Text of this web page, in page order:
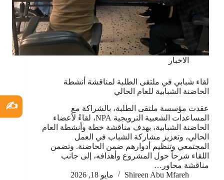
الاخبار
لقاء شبابي في ملتقى الطلبة لمناقشة أنشطة
الحاضنة الشبابية للعام الحالي
عقدت مؤسسة ملتقى الطلبة، بالشراكة مع
المساعدات الشعبية النرويجية NPA، لقاءً لأعضاء
الحاضنة الشبابية، بهدف مناقشة خطة وأنشطة العام
الحالي، وتعزيز مشاركة الشباب في العمل
المجتمعي وتنظيم أدوارهم ضمن الحاضنة. وتضمن
اللقاء شرحاً حول المشروع وأهدافه، إلى جانب
مناقشة محاور…
Shireen Abu Mfareh
مايو 18, 2026
✍️